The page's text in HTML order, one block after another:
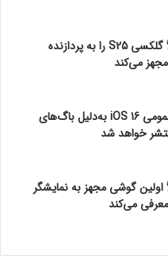
سامسونگ احتمالاً گلکسی S25 را به پردازنده
می‌کند
نسخه آزمایشی عمومی iOS 16 به‌دلیل باگ‌های
خواهد شد
اولین گوشی مجهز به نمایشگر
می‌کند